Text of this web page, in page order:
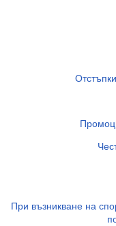
При възникване на